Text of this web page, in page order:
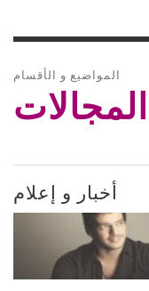
المواضيع و الأقسام
المجالات
أخبار و إعلام